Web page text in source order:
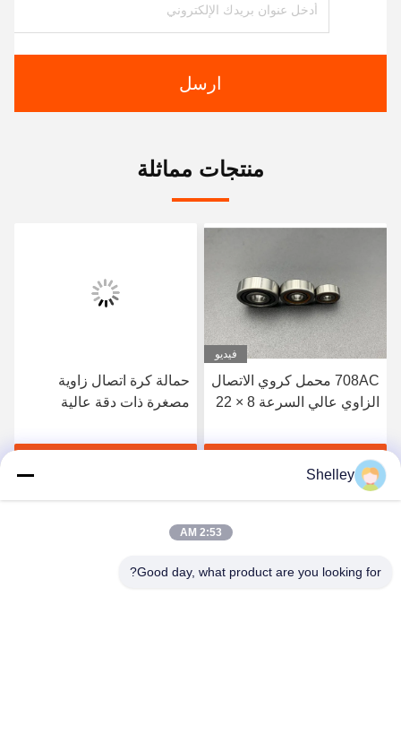
ارسل
منتجات مماثلة
فيديو
708AC محمل كروي الاتصال
الزاوي عالي السرعة 8 × 22
للتطبيقات الدقيقة
احصل على أفضل سعر
حمالة كرة اتصال زاوية
مصغرة ذات دقة عالية
الجرارات الصغيرة
Shelley
2:53 AM
Good day, what product are you looking for?